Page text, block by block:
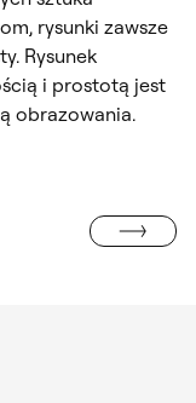
rysunki zawsze
Rysunek
i prostotą jest
obrazowania.
PROF. DR